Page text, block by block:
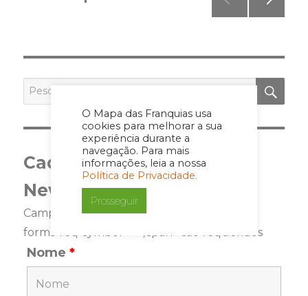
O Mapa das Franquias usa
cookies para melhorar a sua
experiência durante a
navegação. Para mais
informações, leia a nossa
Política de Privacidade.
Prosseguir
NA
por:
Cadastre-se para a
Newsletter
Campos marcados com <span class="ninja-
forms-req-symbol">*</span> são requeridos
Nome*